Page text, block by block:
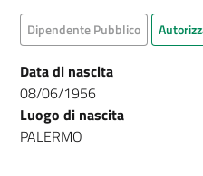
Dipendente Pubblico
Data di nascita
08/06/1956
Luogo di nascita
PALERMO